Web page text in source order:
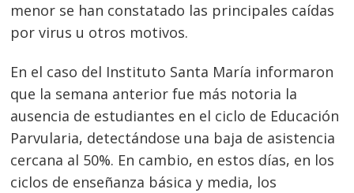
menor se han constatado las principales caídas
por virus u otros motivos.
En el caso del Instituto Santa María informaron
que la semana anterior fue más notoria la
ausencia de estudiantes en el ciclo de Educación
Parvularia, detectándose una baja de asistencia
cercana al 50%. En cambio, en estos días, en los
ciclos de enseñanza básica y media, los